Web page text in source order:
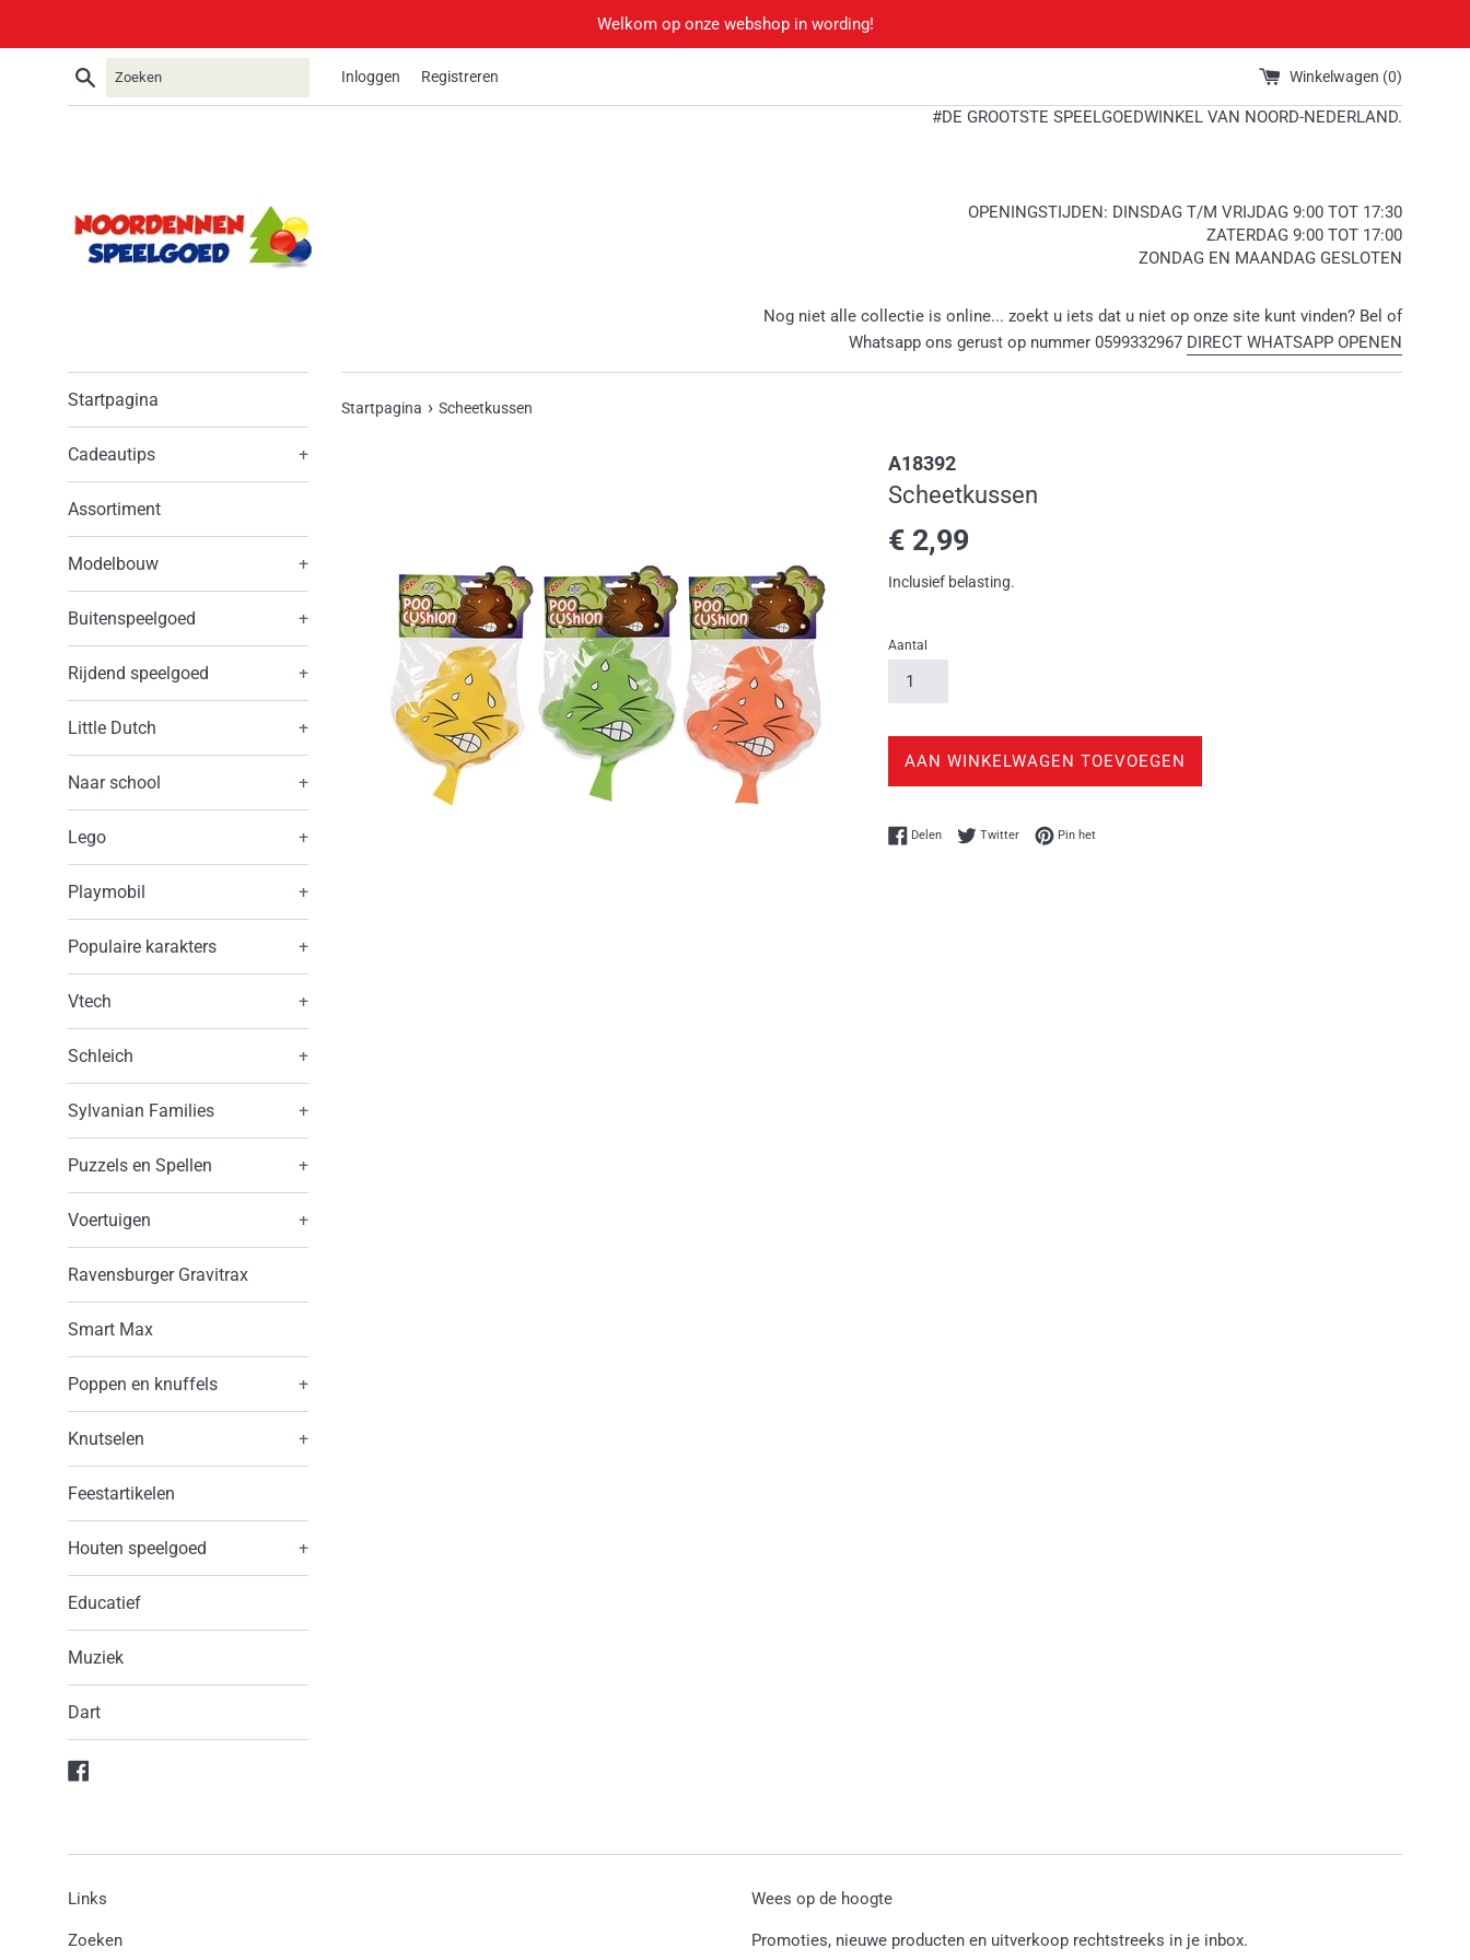
Welkom op onze webshop in wording!
Zoeken Inloggen Registreren Winkelwagen (0)
#DE GROOTSTE SPEELGOEDWINKEL VAN NOORD-NEDERLAND.
OPENINGSTIJDEN: DINSDAG T/M VRIJDAG 9:00 TOT 17:30
ZATERDAG 9:00 TOT 17:00
ZONDAG EN MAANDAG GESLOTEN
Nog niet alle collectie is online... zoekt u iets dat u niet op onze site kunt vinden? Bel of
Whatsapp ons gerust op nummer 0599332967 DIRECT WHATSAPP OPENEN
Startpagina
Cadeautips +
Assortiment
Modelbouw +
Buitenspeelgoed +
Rijdend speelgoed +
Little Dutch +
Naar school +
Lego +
Playmobil +
Populaire karakters +
Vtech +
Schleich +
Sylvanian Families +
Puzzels en Spellen +
Voertuigen +
Ravensburger Gravitrax
Smart Max
Poppen en knuffels +
Knutselen +
Feestartikelen
Houten speelgoed +
Educatief
Muziek
Dart
Startpagina › Scheetkussen
A18392
Scheetkussen
Normale
prijs
€ 2,99
Inclusief belasting.
Aantal
AAN WINKELWAGEN TOEVOEGEN
DelenDelen op Facebook
TwitterTwitteren op Twitter
Pin hetPinnen op Pinterest
Links
Zoeken
Wees op de hoogte
Promoties, nieuwe producten en uitverkoop rechtstreeks in je inbox.